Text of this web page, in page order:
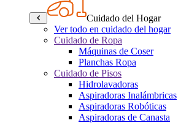
Cuidado del Hogar
Ver todo en cuidado del hogar
Cuidado de Ropa
Máquinas de Coser
Planchas Ropa
Cuidado de Pisos
Hidrolavadoras
Aspiradoras Inalámbricas
Aspiradoras Robóticas
Aspiradoras de Canasta